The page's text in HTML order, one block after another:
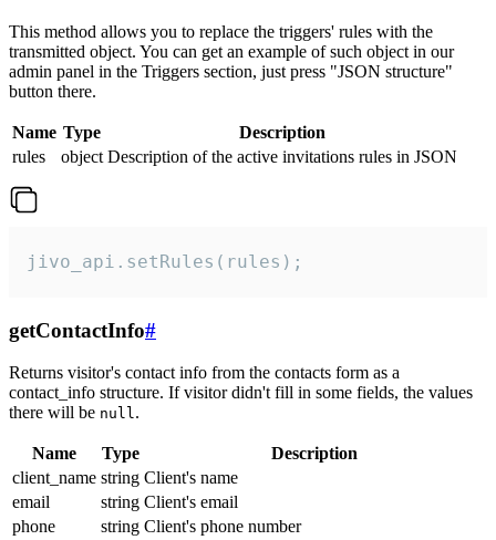
This method allows you to replace the triggers' rules with the
transmitted object. You can get an example of such object in our
admin panel in the Triggers section, just press "JSON structure"
button there.
Name Type
Description
rules
object Description of the active invitations rules in JSON
jivo_api.setRules(rules);
getContactInfo#
Returns visitor's contact info from the contacts form as a
contact_info structure. If visitor didn't fill in some fields, the values
there will be null.
Name Type
Description
client_name string Client's name
email
string Client's email
phone
string Client's phone number